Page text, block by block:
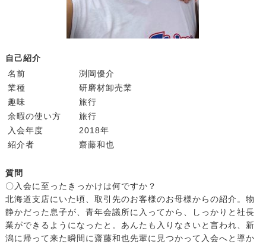
自己紹介
名前
渕岡優介
業種
研磨材卸売業
趣味
旅行
余暇の使い方
旅行
入会年度
2018年
紹介者
齋藤和也
質問
〇入会に至ったきっかけは何ですか？
北海道支店にいた頃、取引先のお客様のお母様からの紹介。物
静かだった息子が、青年会議所に入ってから、しっかりと社長
業ができるようになったと。あんたも入りなさいと言われ、新
潟に帰って来た瞬間に齋藤和也先輩に見つかって入会へと導か